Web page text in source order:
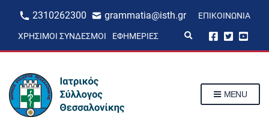
2310262300 grammatia@isth.gr ΕΠΙΚΟΙΝΩΝΊΑ
ΧΡΉΣΙΜΟΙ ΣΎΝΔΕΣΜΟΙ ΕΦΗΜΕΡΊΕΣ
p
MENU